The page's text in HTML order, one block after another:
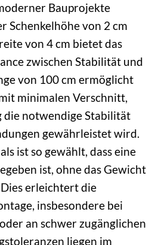
Bauprojekte
Schenkelhöhe von 2 cm
von 4 cm bietet das
zwischen Stabilität und
von 100 cm ermöglicht
minimalen Verschnitt,
die notwendige Stabilität
gewährleistet wird.
ist so gewählt, dass eine
ist, ohne das Gewicht
erleichtert die
insbesondere bei
an schwer zugänglichen
liegen im